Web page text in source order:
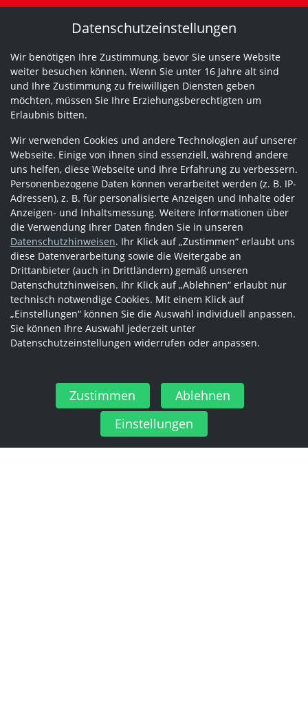
Datenschutzeinstellungen
Wir benötigen Ihre Zustimmung, bevor Sie unsere Website
weiter besuchen können. Wenn Sie unter 16 Jahre alt sind
und Ihre Zustimmung zu freiwilligen Diensten geben
möchten, müssen Sie Ihre Erziehungsberechtigten um
Erlaubnis bitten.
Wir verwenden Cookies und andere Technologien auf unserer
Webseite. Einige von ihnen sind essenziell, während andere
uns helfen, diese Webseite und Ihre Erfahrung zu verbessern.
Personenbezogene Daten können verarbeitet werden (z. B. IP-
Adressen), z. B. für personalisierte Anzeigen und Inhalte oder
Anzeigen- und Inhaltsmessung. Weitere Informationen über
die Verwendung Ihrer Daten finden Sie in unseren
Datenschutzhinweisen. Ihr Klick auf „Zustimmen“ erlaubt uns
diese Datenverarbeitung sowie die Weitergabe an
Drittanbieter (auch in Drittländern) gemäß unseren
Datenschutzhinweisen. Ihr Klick auf „Ablehnen“ erlaubt nur
technisch notwendige Cookies. Mit einem Klick auf
„Einstellungen“ können Sie die Auswahl individuell anpassen.
Sie können Ihre Auswahl jederzeit unter
Datenschutzeinstellungen widerrufen oder anpassen.
Zustimmen
Ablehnen
Einstellungen